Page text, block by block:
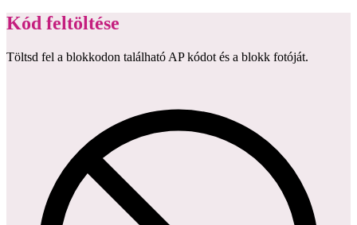
Kód feltöltése
Töltsd fel a blokkodon található AP kódot és a blokk fotóját.